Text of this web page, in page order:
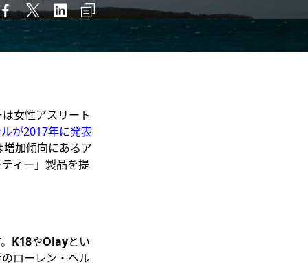
女性アスリート
が2017年に発表
加傾向にあるア
ィー」製品を提
K18やOlayとい
ローレン・ヘル